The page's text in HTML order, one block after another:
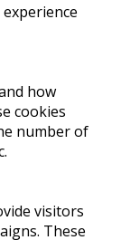
how
cookies
number of
visitors
These